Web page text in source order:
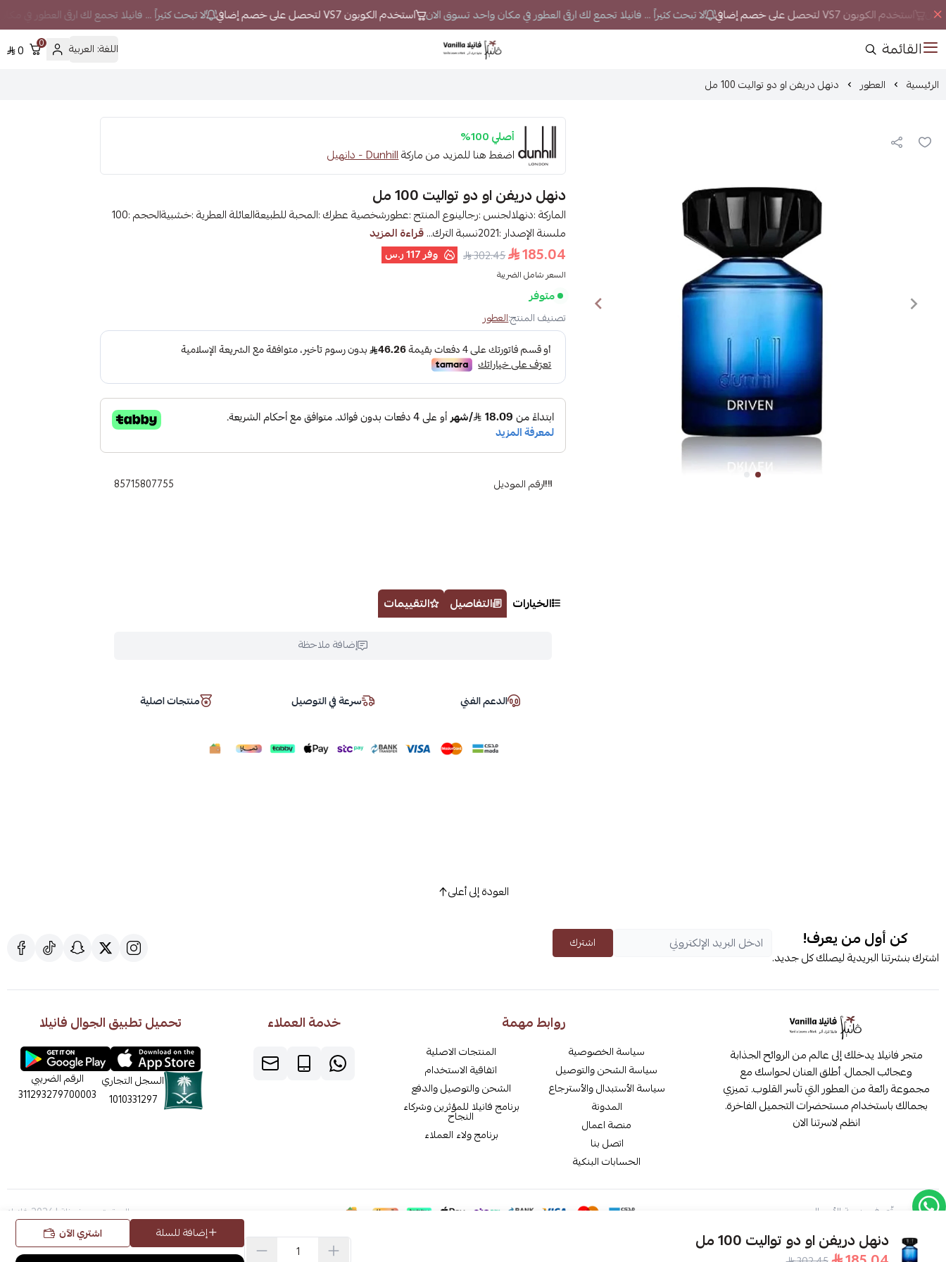
استخدم الكوبون VS7 لتحصل على خصم إضافي لا تبحث كثيراً ... فانيلا تجمع لك ارقى العطور في مكان واحد تسوق الان استخدم الكوبون VS7 لتحصل على خصم إضافي لا تبحث كثيراً ... فانيلا تجمع لك ارقى العطور في
القائمة فانيلا اللغة: العربية 0
0
الرئيسية العطور دنهل دريفن او دو تواليت 100 مل
أصلي 100%
اضغط هنا للمزيد من ماركةDunhill - دانهيل
دنهل دريفن او دو تواليت 100 مل
الماركة :دنهلالجنس :رجالينوع المنتج :عطورشخصية عطرك :المحبة للطبيعةالعائلة العطرية :خشبيةالحجم :100
ملسنة الإصدار :2021نسبة الترك...
قراءة المزيد
185.04
302.45 وفر117 ر.س
السعر شامل الضريبة
متوفر
تصنيف المنتج:العطور
رقم الموديل 85715807755
دنهل دريفن او دو تواليت 100 مل إضافة للسلة اشتري الآن
الخيارات التفاصيل التقييمات
إضافة ملاحظة
الدعم الفني سرعة في التوصيل منتجات اصلية
العودة إلى أعلى
كن أول من يعرف!
اشترك بنشرتنا البريدية ليصلك كل جديد.
اشترك
متجر فانيلا يدخلك إلى عالم من الروائح الجذابة
وعجائب الجمال. أطلق العنان لحواسك مع
مجموعة رائعة من العطور التي تأسر القلوب. تميزي
بجمالك باستخدام مستحضرات التجميل الفاخرة.
انظم لاسرتنا الان
روابط مهمة
سياسة الخصوصية
سياسة الشحن والتوصيل
سياسة الأستبدال والأسترجاع
المدونة
منصة اعمال
اتصل بنا
الحسابات البنكية
المنتجات الاصلية
اتفاقية الاستخدام
الشحن والتوصيل والدفع
برنامج فانيلا للمؤثرين وشركاء
النجاح
برنامج ولاء العملاء
خدمة العملاء تحميل تطبيق الجوال فانيلا
السجل التجاري
1010331297
الرقم الضريبي
311293279700003
موثّق في منصة الأعمال الحقوق محفوظة | 2026 فانيلا